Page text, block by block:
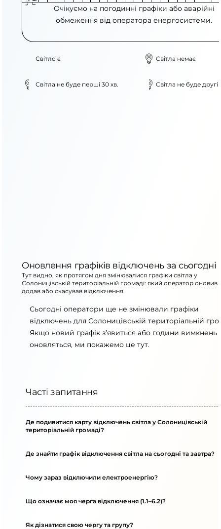
Очікуємо на погодинні графіки або аварійні
обмеження від оператора енергосистеми.
Світло є Світла немає
Світла не буде перші 30 хв. Світла не буде другі
Оновлення графіків відключень за сьогодні
Тут видно, як протягом дня змінювалися графіки світла у
Солоницівській територіальній громаді: який оператор оновив
додав або скасував відключення.
Сьогодні оператори ще не змінювали графіки
відключень для Солоницівській територіальній
Якщо новий графік з’явиться або години вимкнень
оновляться, ми покажемо це тут.
Часті запитання
Де подивитися карту відключень світла у Солоницівській
територіальній громаді?
Де знайти графік відключення світла на сьогодні та завтра?
Чому зараз відключили електроенергію?
Що означає моя черга відключення (1.1–6.2)?
Як дізнатися свою чергу та групу?